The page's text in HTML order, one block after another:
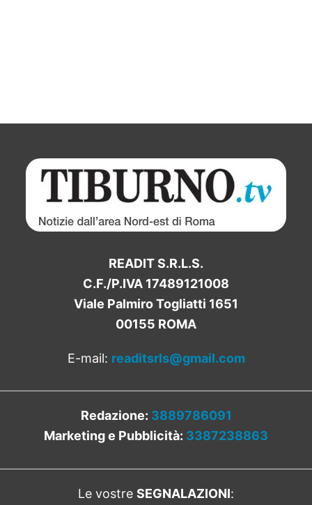
READIT S.R.L.S.
C.F./P.IVA 17489121008
Viale Palmiro Togliatti 1651
00155 ROMA
E-mail: readitsrls@gmail.com
Redazione: 3889786091
Marketing e Pubblicità: 3387238863
Le vostre SEGNALAZIONI: